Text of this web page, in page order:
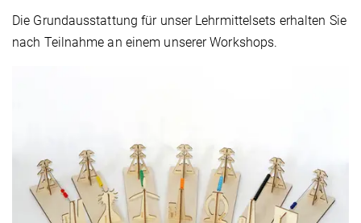
Die Grundausstattung für unser Lehrmittelsets erhalten Sie
nach Teilnahme an einem unserer Workshops.